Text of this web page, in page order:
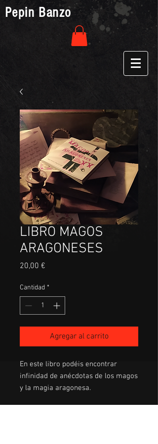
Pepin Banzo
LIBRO MAGOS
ARAGONESES
20,00 €
Cantidad *
Agregar al carrito
En este libro podéis encontrar
infinidad de anécdotas de los magos
y la magia aragonesa.